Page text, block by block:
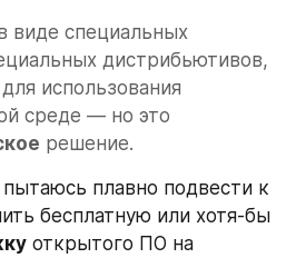
виде специальных
дистрибьютивов,
использования
решение.
плавно подвести к
открытого ПО на